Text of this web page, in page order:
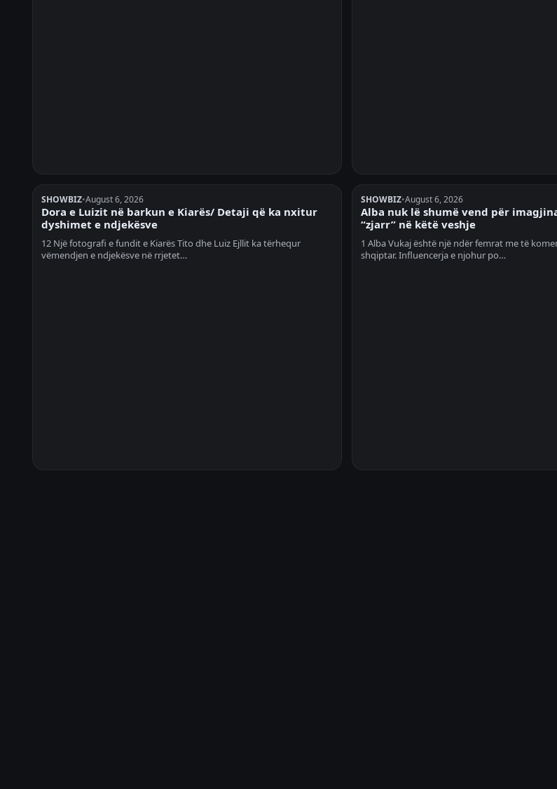
SHOWBIZ•August 6, 2026
Dora e Luizit në barkun e Kiarës/ Detaji që ka nxitur
dyshimet e ndjekësve
12 Një fotografi e fundit e Kiarës Tito dhe Luiz Ejllit ka tërhequr
vëmendjen e ndjekësve në rrjetet…
SHOWBIZ•August 6, 2026
Alba nuk lë shumë vend për
“zjarr” në këtë veshje
1 Alba Vukaj është një ndër femrat me të
shqiptar. Influencerja e njohur po…